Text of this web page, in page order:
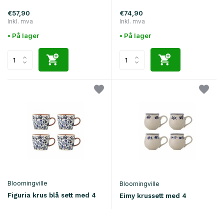
€57,90
Inkl. mva
• På lager
€74,90
Inkl. mva
• På lager
Bloomingville
Figuria krus blå sett med 4
Bloomingville
Eimy krussett med 4